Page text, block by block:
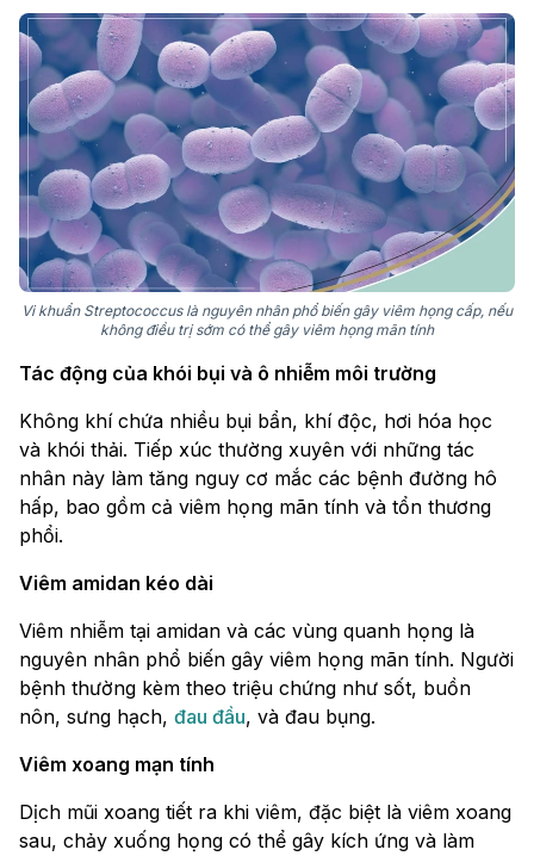
Vi khuẩn Streptococcus là nguyên nhân phổ biến gây viêm họng cấp, nếu
không điều trị sớm có thể gây viêm họng mãn tính
Tác động của khói bụi và ô nhiễm môi trường
Không khí chứa nhiều bụi bẩn, khí độc, hơi hóa học
và khói thải. Tiếp xúc thường xuyên với những tác
nhân này làm tăng nguy cơ mắc các bệnh đường hô
hấp, bao gồm cả viêm họng mãn tính và tổn thương
phổi.
Viêm amidan kéo dài
Viêm nhiễm tại amidan và các vùng quanh họng là
nguyên nhân phổ biến gây viêm họng mãn tính. Người
bệnh thường kèm theo triệu chứng như sốt, buồn
nôn, sưng hạch, đau đầu, và đau bụng.
Viêm xoang mạn tính
Dịch mũi xoang tiết ra khi viêm, đặc biệt là viêm xoang
sau, chảy xuống họng có thể gây kích ứng và làm